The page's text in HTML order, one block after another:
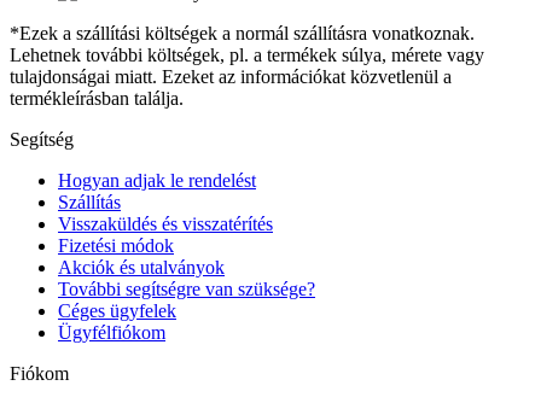
*Ezek a szállítási költségek a normál szállításra vonatkoznak.
Lehetnek további költségek, pl. a termékek súlya, mérete vagy
tulajdonságai miatt. Ezeket az információkat közvetlenül a
termékleírásban találja.
Segítség
Hogyan adjak le rendelést
Szállítás
Visszaküldés és visszatérítés
Fizetési módok
Akciók és utalványok
További segítségre van szüksége?
Céges ügyfelek
Ügyfélfiókom
Fiókom